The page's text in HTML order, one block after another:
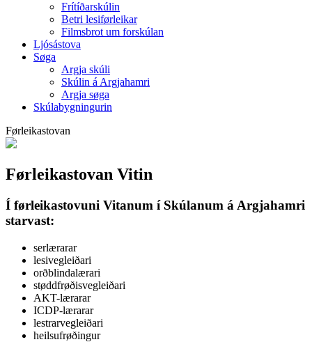
Frítíðarskúlin
Betri lesiførleikar
Filmsbrot um forskúlan
Ljósástova
Søga
Argja skúli
Skúlin á Argjahamri
Argja søga
Skúlabygningurin
Førleikastovan
Førleikastovan Vitin
Í førleikastovuni Vitanum í Skúlanum á Argjahamri
starvast:
serlærarar
lesivegleiðari
orðblindalærari
støddfrøðisvegleiðari
AKT-lærarar
ICDP-lærarar
lestrarvegleiðari
heilsufrøðingur